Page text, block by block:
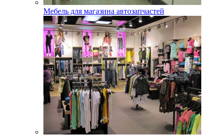
Мебель для магазина автозапчастей